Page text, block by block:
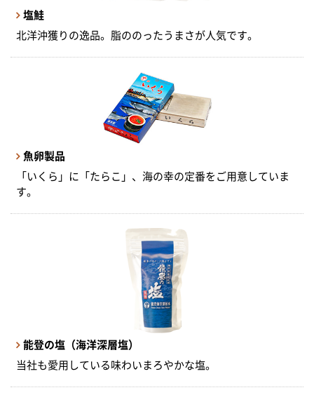
塩鮭
北洋沖獲りの逸品。脂ののったうまさが人気です。
魚卵製品
「いくら」に「たらこ」、海の幸の定番をご用意していま
す。
能登の塩（海洋深層塩）
当社も愛用している味わいまろやかな塩。